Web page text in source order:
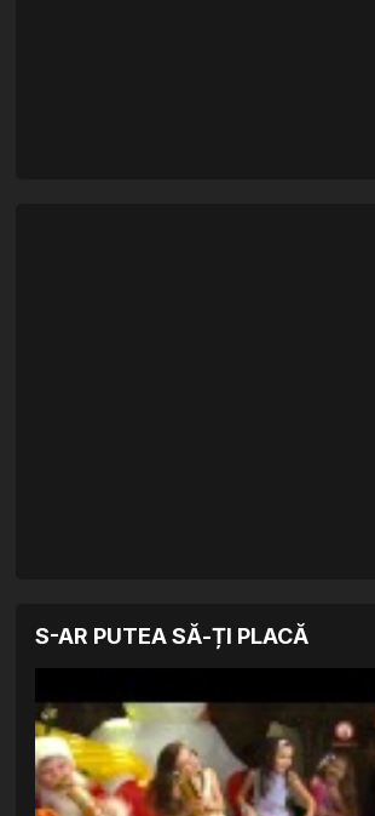
S-AR PUTEA SĂ-ȚI PLACĂ